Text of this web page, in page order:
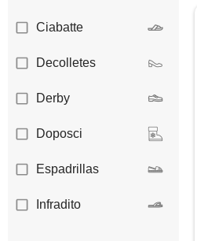
Ciabatte
Decolletes
Derby
Doposci
Espadrillas
Infradito